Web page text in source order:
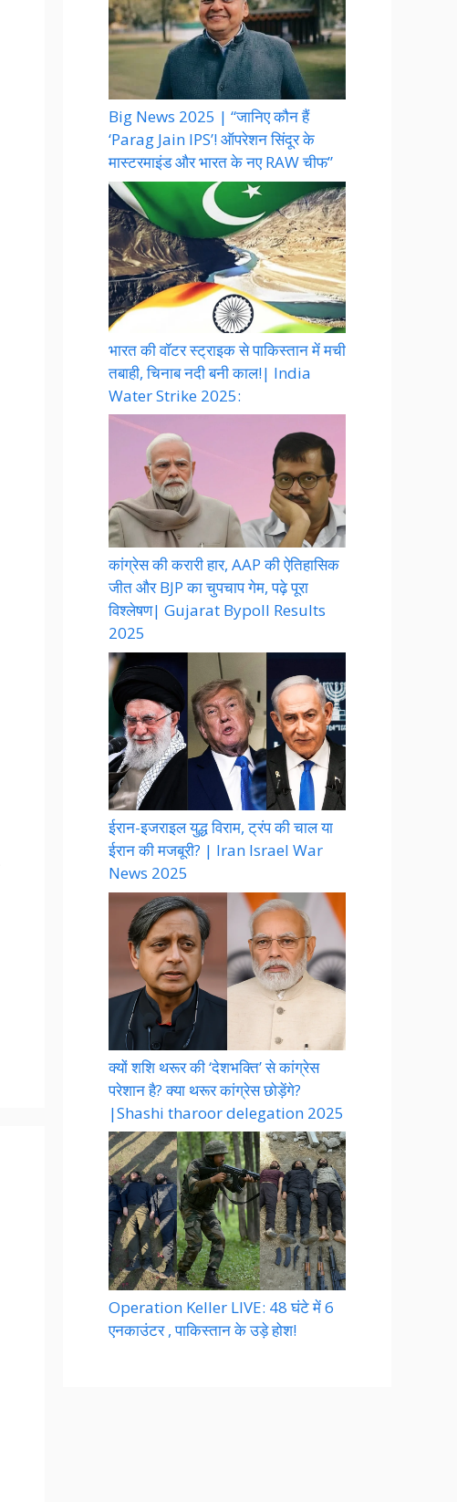
Big News 2025 | “जानिए कौन हैं
‘Parag Jain IPS’! ऑपरेशन सिंदूर के
मास्टरमाइंड और भारत के नए RAW चीफ”
भारत की वॉटर स्ट्राइक से पाकिस्तान में मची
तबाही, चिनाब नदी बनी काल!| India
Water Strike 2025:
कांग्रेस की करारी हार, AAP की ऐतिहासिक
जीत और BJP का चुपचाप गेम, पढ़े पूरा
विश्लेषण| Gujarat Bypoll Results
2025
ईरान-इजराइल युद्ध विराम, ट्रंप की चाल या
ईरान की मजबूरी? | Iran Israel War
News 2025
क्यों शशि थरूर की ‘देशभक्ति’ से कांग्रेस
परेशान है? क्या थरूर कांग्रेस छोड़ेंगे?
|Shashi tharoor delegation 2025
Operation Keller LIVE: 48 घंटे में 6
एनकाउंटर , पाकिस्तान के उड़े होश!